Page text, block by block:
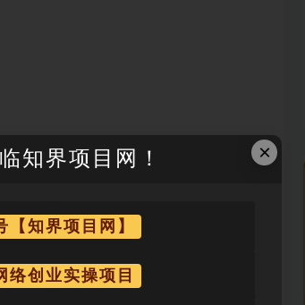
×
知界项目网！
【知界项目网】
络创业实操项目